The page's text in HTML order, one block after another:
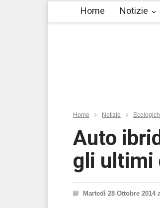
Home Notizie
Home Notizie
Auto
gli ultimi
Martedì 28 Ottobre 2014